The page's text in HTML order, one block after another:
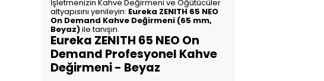
İşletmenizin Kahve Değirmeni ve Öğütücüler
altyapısını yenileyin: Eureka ZENITH 65 NEO
On Demand Kahve Değirmeni (65 mm,
Beyaz)ile tanışın.
Eureka ZENITH 65 NEO On
Demand Profesyonel Kahve
Değirmeni - Beyaz